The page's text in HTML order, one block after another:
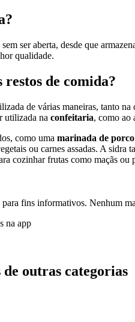
sem ser aberta, desde que
qualidade.
restos de comida?
de várias maneiras, tanto
utilizada na confeitaria, como ao
como uma marinada de
ou carnes assadas. A sidra
cozinhar frutas como maçãs
para fins informativos. Nenhum
na app
outras categorias